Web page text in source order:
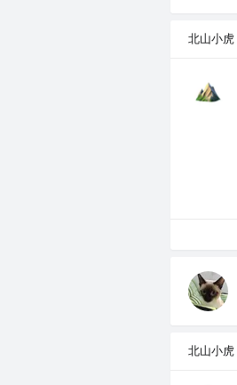
北山小虎
北山小虎